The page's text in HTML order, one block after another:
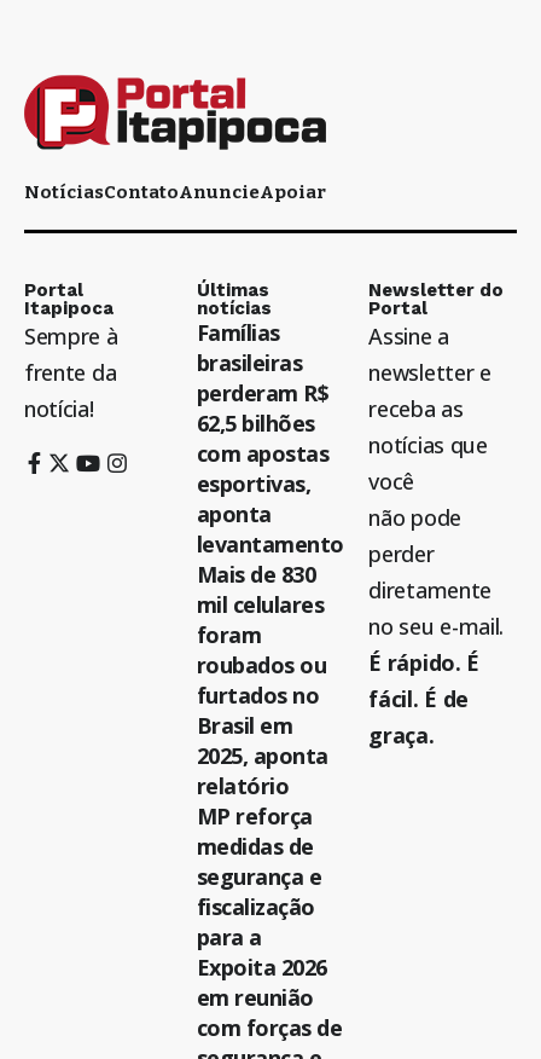
NotíciasContatoAnuncieApoiar
Portal
Itapipoca
Sempre à
frente da
notícia!
Últimas
notícias
Famílias
brasileiras
perderam R$
62,5 bilhões
com apostas
esportivas,
aponta
levantamento
Mais de 830
mil celulares
foram
roubados ou
furtados no
Brasil em
2025, aponta
relatório
MP reforça
medidas de
segurança e
fiscalização
para a
Expoita 2026
em reunião
com forças de
Newsletter do
Portal
Assine a
newsletter e
receba as
notícias que
você
não pode
perder
diretamente
no seu e-mail.
É rápido. É
fácil. É de
graça.